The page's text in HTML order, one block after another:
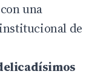
una
de